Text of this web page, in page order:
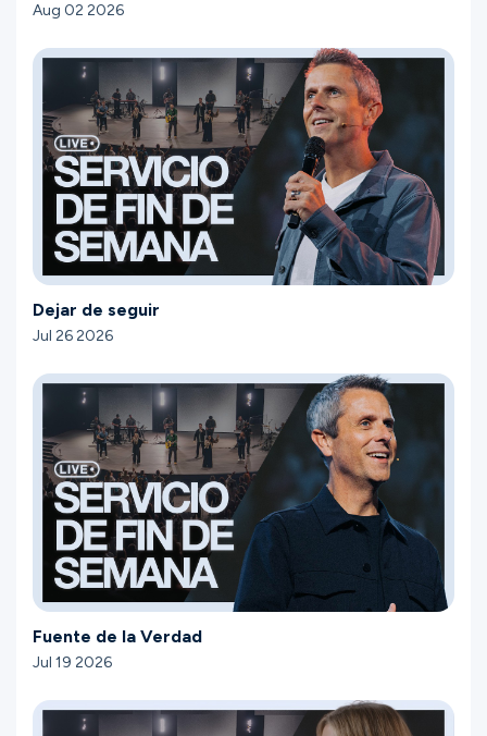
Aug 02 2026
Dejar de seguir
Jul 26 2026
Fuente de la Verdad
Jul 19 2026